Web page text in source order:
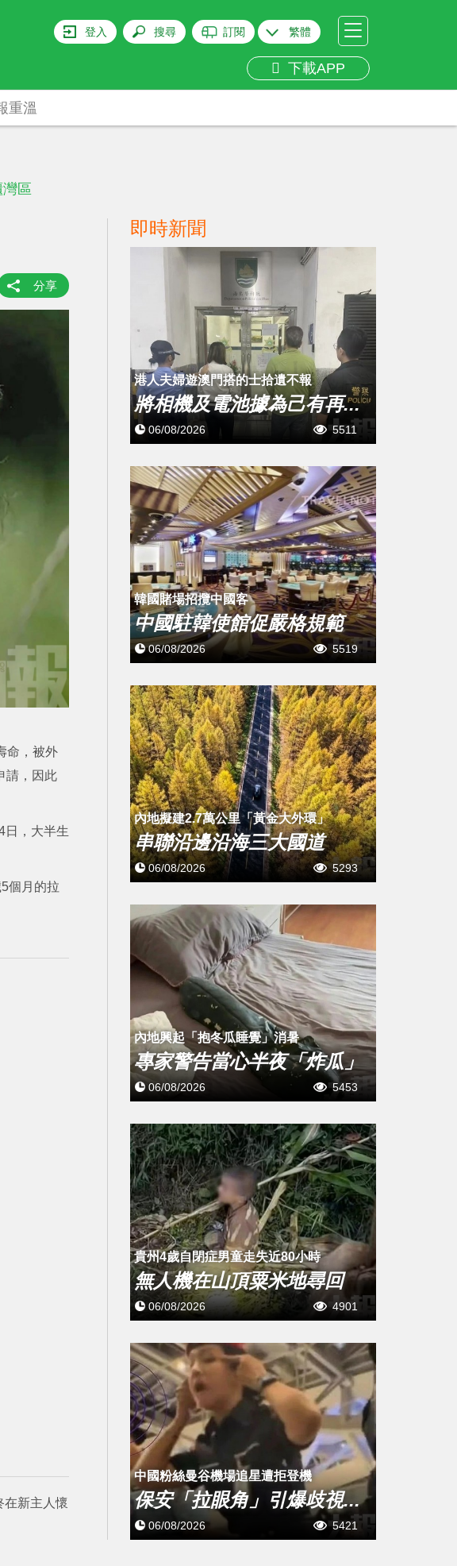
登入 搜尋 訂閱 繁體
下載APP
區
重溫
分享
命，被外
請，因此
日，大半生
個月的拉
在新主人懷
即時新聞
​港人夫婦遊澳門搭的士拾遺不報
將相機及電池據為己有再...
06/08/2026 5511
韓國賭場招攬中國客
中國駐韓使館促嚴格規範
06/08/2026 5519
內地擬建2.7萬公里「黃金大外環」
串聯沿邊沿海三大國道
06/08/2026 5293
內地興起「抱冬瓜睡覺」消暑
專家警告當心半夜「炸瓜」
06/08/2026 5453
貴州4歲自閉症男童走失近80小時
無人機在山頂粟米地尋回
06/08/2026 4901
中國粉絲曼谷機場追星遭拒登機
保安「拉眼角」引爆歧視...
06/08/2026 5421